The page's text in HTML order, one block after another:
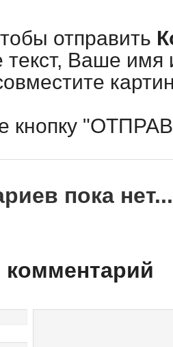
отправить
текст, Ваше имя
кнопку
пока
комментарий